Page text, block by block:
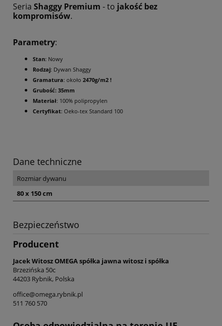
Seria Shaggy Premium - to jakość bez
kompromisów.
Parametry:
Stan: Nowy
Rodzaj: Dywan Shaggy
Gramatura: około 2470g/m2 !
Grubość: 35mm
Materiał: 100% polipropylen
Certyfikat: Oeko-tex Standard 100
Dane techniczne
Rozmiar dywanu
80 x 150 cm
Bezpieczeństwo
Producent
Jacek Witosz OMEGA spółka jawna witosz i spółka
Brzezińska 50c
44203 Rybnik, Polska
office@omega.rybnik.pl
511 760 570